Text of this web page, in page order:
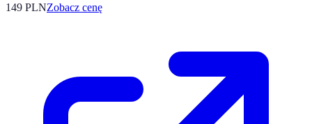
149 PLNZobacz cenę